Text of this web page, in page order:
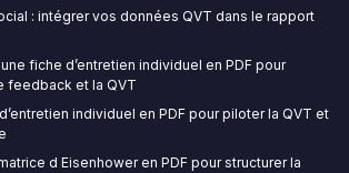
: intégrer vos données QVT dans le rapport
fiche d’entretien individuel en PDF pour
feedback et la QVT
individuel en PDF pour piloter la QVT et
d Eisenhower en PDF pour structurer la